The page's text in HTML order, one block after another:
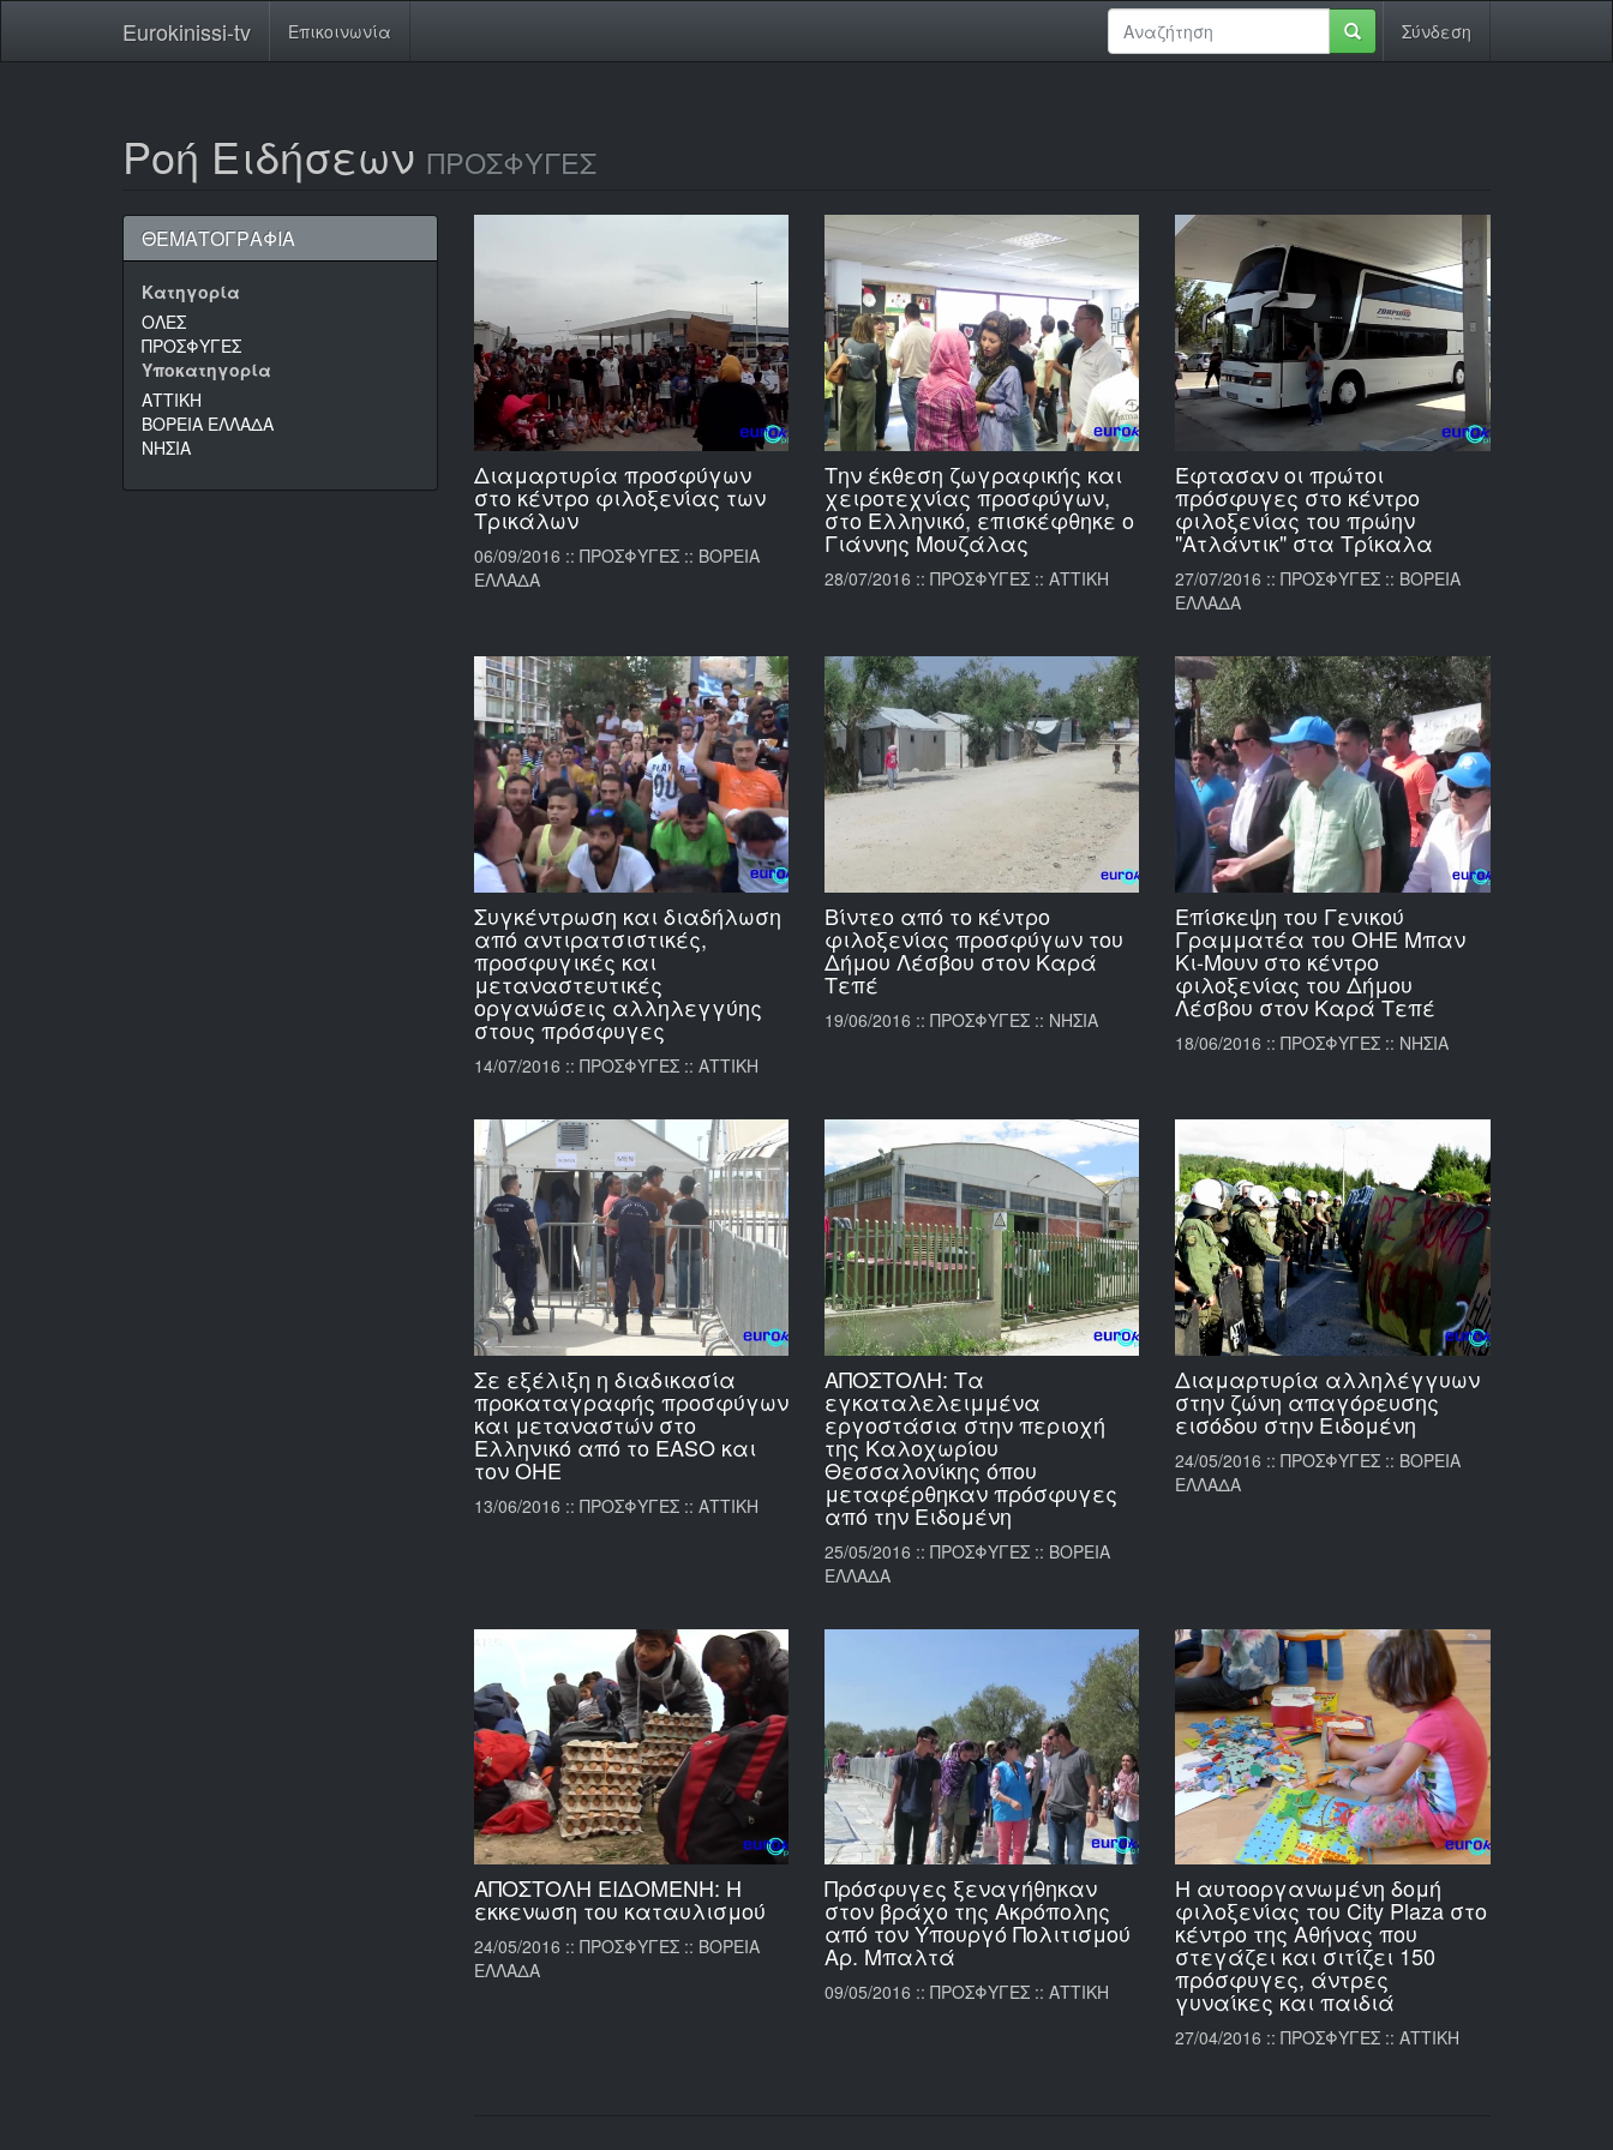
Eurokinissi-tv Επικοινωνία Σύνδεση
Ροή Ειδήσεων ΠΡΟΣΦΥΓΕΣ
ΘΕΜΑΤΟΓΡΑΦΙΑ
Κατηγορία
ΟΛΕΣ
ΠΡΟΣΦΥΓΕΣ
Υποκατηγορία
ΑΤΤΙΚΗ
ΒΟΡΕΙΑ ΕΛΛΑΔΑ
ΝΗΣΙΑ
Διαμαρτυρία προσφύγων
στο κέντρο φιλοξενίας των
Τρικάλων
06/09/2016 :: ΠΡΟΣΦΥΓΕΣ :: ΒΟΡΕΙΑ
ΕΛΛΑΔΑ
Την έκθεση ζωγραφικής και
χειροτεχνίας προσφύγων,
στο Ελληνικό, επισκέφθηκε ο
Γιάννης Μουζάλας
28/07/2016 :: ΠΡΟΣΦΥΓΕΣ :: ΑΤΤΙΚΗ
Έφτασαν οι πρώτοι
πρόσφυγες στο κέντρο
φιλοξενίας του πρώην
"Ατλάντικ" στα Τρίκαλα
27/07/2016 :: ΠΡΟΣΦΥΓΕΣ :: ΒΟΡΕΙΑ
ΕΛΛΑΔΑ
Συγκέντρωση και διαδήλωση
από αντιρατσιστικές,
προσφυγικές και
μεταναστευτικές
οργανώσεις αλληλεγγύης
στους πρόσφυγες
14/07/2016 :: ΠΡΟΣΦΥΓΕΣ :: ΑΤΤΙΚΗ
Βίντεο από το κέντρο
φιλοξενίας προσφύγων του
Δήμου Λέσβου στον Καρά
Τεπέ
19/06/2016 :: ΠΡΟΣΦΥΓΕΣ :: ΝΗΣΙΑ
Επίσκεψη του Γενικού
Γραμματέα του ΟΗΕ Μπαν
Κι-Μουν στο κέντρο
φιλοξενίας του Δήμου
Λέσβου στον Καρά Τεπέ
18/06/2016 :: ΠΡΟΣΦΥΓΕΣ :: ΝΗΣΙΑ
Σε εξέλιξη η διαδικασία
προκαταγραφής προσφύγων
και μεταναστών στο
Ελληνικό από το EASO και
τον ΟΗΕ
13/06/2016 :: ΠΡΟΣΦΥΓΕΣ :: ΑΤΤΙΚΗ
ΑΠΟΣΤΟΛΗ: Τα
εγκαταλελειμμένα
εργοστάσια στην περιοχή
της Καλοχωρίου
Θεσσαλονίκης όπου
μεταφέρθηκαν πρόσφυγες
από την Ειδομένη
25/05/2016 :: ΠΡΟΣΦΥΓΕΣ :: ΒΟΡΕΙΑ
ΕΛΛΑΔΑ
Διαμαρτυρία αλληλέγγυων
στην ζώνη απαγόρευσης
εισόδου στην Ειδομένη
24/05/2016 :: ΠΡΟΣΦΥΓΕΣ :: ΒΟΡΕΙΑ
ΕΛΛΑΔΑ
ΑΠΟΣΤΟΛΗ ΕΙΔΟΜΕΝΗ: Η
εκκενωση του καταυλισμού
24/05/2016 :: ΠΡΟΣΦΥΓΕΣ :: ΒΟΡΕΙΑ
ΕΛΛΑΔΑ
Πρόσφυγες ξεναγήθηκαν
στον βράχο της Ακρόπολης
από τον Υπουργό Πολιτισμού
Αρ. Μπαλτά
09/05/2016 :: ΠΡΟΣΦΥΓΕΣ :: ΑΤΤΙΚΗ
Η αυτοοργανωμένη δομή
φιλοξενίας του City Plaza στο
κέντρο της Αθήνας που
στεγάζει και σιτίζει 150
πρόσφυγες, άντρες
γυναίκες και παιδιά
27/04/2016 :: ΠΡΟΣΦΥΓΕΣ :: ΑΤΤΙΚΗ